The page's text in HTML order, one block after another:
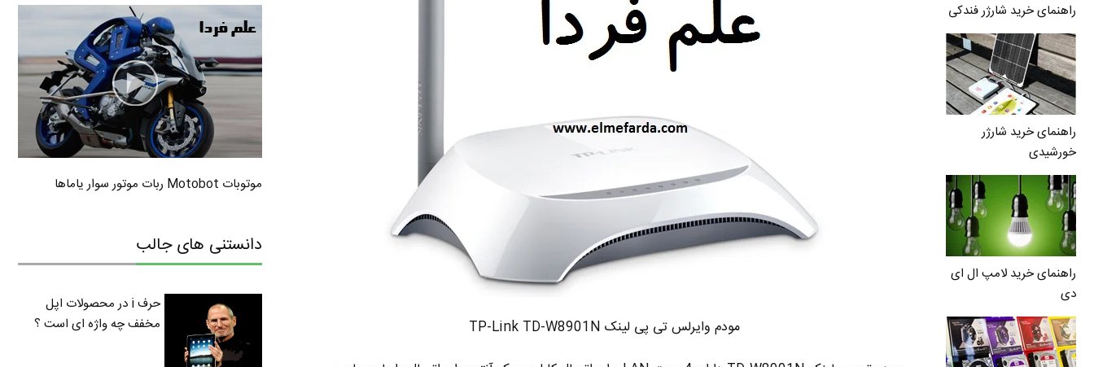
راهنمای خرید شارژر فندکی
راهنمای خرید شارژر
خورشیدی
راهنمای خرید لامپ ال ای
دی
مودم وایرلس تی پی لینک TP-Link TD-W8901N
موتوبات Motobot ربات موتور سوار یاماها
دانستنی های جالب
حرف i در محصولات اپل
مخفف چه واژه ای است ؟